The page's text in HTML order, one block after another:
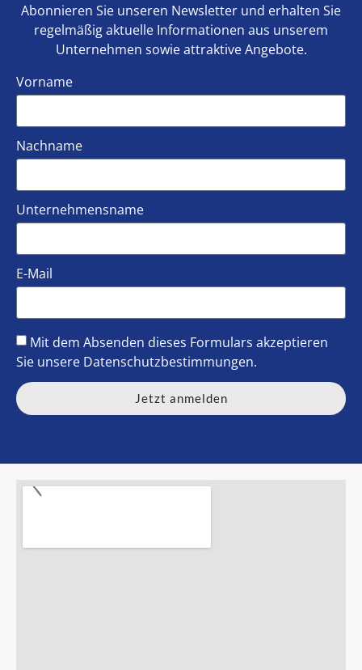
Abonnieren Sie unseren Newsletter und erhalten Sie
regelmäßig aktuelle Informationen aus unserem
Unternehmen sowie attraktive Angebote.
Vorname
Nachname
Unternehmensname
E-Mail
Mit dem Absenden dieses Formulars akzeptieren
Sie unsere Datenschutzbestimmungen.
Jetzt anmelden